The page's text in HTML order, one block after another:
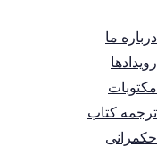
درباره ما
رویدادها
مکتوبات
ترجمه کتاب
حکمرانی